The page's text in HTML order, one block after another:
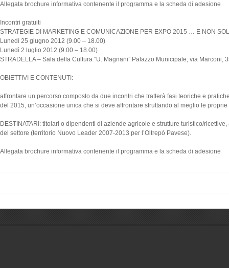
Allegata brochure informativa contenente il programma e la scheda di adesione
Incontri gratuiti
STRATEGIE DI MARKETING E COMUNICAZIONE PER EXPO 2015 … E NON
Lunedì 25 giugno 2012 (9.00 – 18.00)
Lunedì 2 luglio 2012 (9.00 – 18.00)
STRADELLA – Sala della Cultura “U. Magnani” Palazzo Municipale, via Marconi,
OBIETTIVI E CONTENUTI:
affrontare un percorso composto da due incontri che tratterà fasi teoriche e
del 2015, un’occasione unica che si deve affrontare sfruttando al meglio le proprie
DESTINATARI: titolari o dipendenti di aziende agricole e strutture turistico/
del settore (territorio Nuovo Leader 2007-2013 per l’Oltrepò Pavese).
Allegata brochure informativa contenente il programma e la scheda di adesione